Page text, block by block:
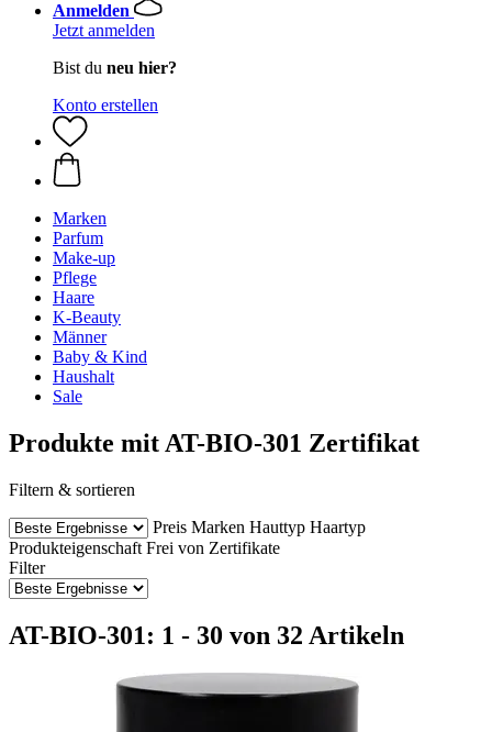
Anmelden
Jetzt anmelden
Bist du neu hier?
Konto erstellen
Marken
Parfum
Make-up
Pflege
Haare
K-Beauty
Männer
Baby & Kind
Haushalt
Sale
Produkte mit AT-BIO-301 Zertifikat
Filtern & sortieren
Preis Marken Hauttyp Haartyp
Produkteigenschaft Frei von Zertifikate
Filter
AT-BIO-301: 1 - 30 von 32 Artikeln